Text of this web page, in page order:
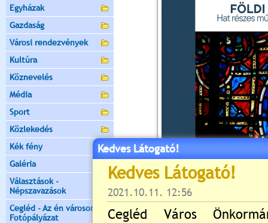
Egyházak
Gazdaság
Városi rendezvények
Kultúra
Köznevelés
Média
Sport
Közlekedés
Kék fény
Galéria
Választások -
Népszavazások
Cegléd - Az én városom -
Fotópályázat
Kedves Látogató!